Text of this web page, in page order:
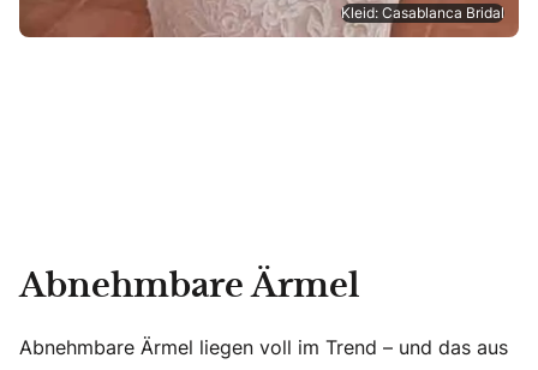
Kleid: Casablanca Bridal
Abnehmbare Ärmel
Abnehmbare Ärmel liegen voll im Trend – und das aus